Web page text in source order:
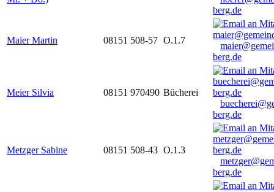
berg.de
Maier Martin 08151 508-57 O.1.7
berg.de
Meier Silvia 08151 970490 Bücherei
berg.de
Metzger Sabine 08151 508-43 O.1.3
berg.de